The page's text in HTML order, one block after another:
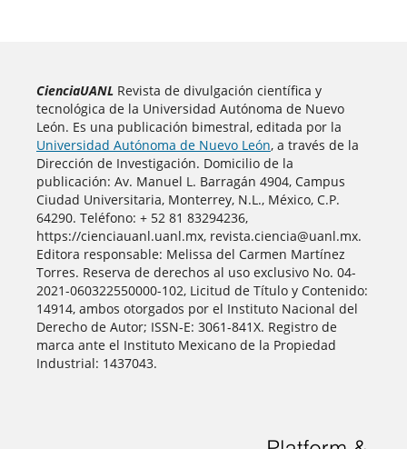
CienciaUANLRevista de divulgación científica y
tecnológica de la Universidad Autónoma de Nuevo
León. Es una publicación bimestral, editada por la
Universidad Autónoma de Nuevo León, a través de la
Dirección de Investigación. Domicilio de la
publicación: Av. Manuel L. Barragán 4904, Campus
Ciudad Universitaria, Monterrey, N.L., México, C.P.
64290. Teléfono: + 52 81 83294236,
https://cienciauanl.uanl.mx, revista.ciencia@uanl.mx.
Editora responsable: Melissa del Carmen Martínez
Torres. Reserva de derechos al uso exclusivo No. 04-
2021-060322550000-102, Licitud de Título y Contenido:
14914, ambos otorgados por el Instituto Nacional del
Derecho de Autor; ISSN-E: 3061-841X. Registro de
marca ante el Instituto Mexicano de la Propiedad
Industrial: 1437043.